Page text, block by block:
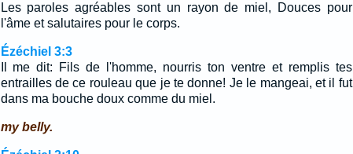
Les paroles agréables sont un rayon de miel, Douces pour
l'âme et salutaires pour le corps.
Ézéchiel 3:3
Il me dit: Fils de l'homme, nourris ton ventre et remplis tes
entrailles de ce rouleau que je te donne! Je le mangeai, et il fut
dans ma bouche doux comme du miel.
my belly.